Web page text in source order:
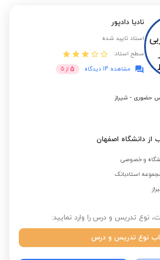
نادیا دادپور
استاد تایید شده
سطح استاد:
مشاهده 14 دیدگاه
5 از 5
حضوری - شیراز
از دانشگاه اصفهان
استادبانک
نوع تدریس و درس را وارد نمایید:
نوع تدریس و درس